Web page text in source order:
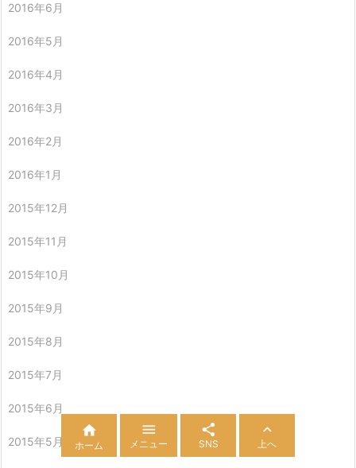
2016年6月
2016年5月
2016年4月
2016年3月
2016年2月
2016年1月
2015年12月
2015年11月
2015年10月
2015年9月
2015年8月
2015年7月
2015年6月
2015年5月

ホーム

メニュー

SNS

上へ